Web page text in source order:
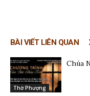
BÀI VIẾT LIÊN QUAN
Thờ Phượng
Chúa